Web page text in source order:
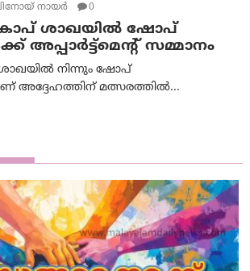
നായര്‍ 0
ശാഖയിൽ ഷോപ്
അപ്പാർട്ട്മെന്റ് സമ്മാനം
നിന്നും ഷോപ്
അദ്ദേഹത്തിന് മത്സരത്തിൽ...